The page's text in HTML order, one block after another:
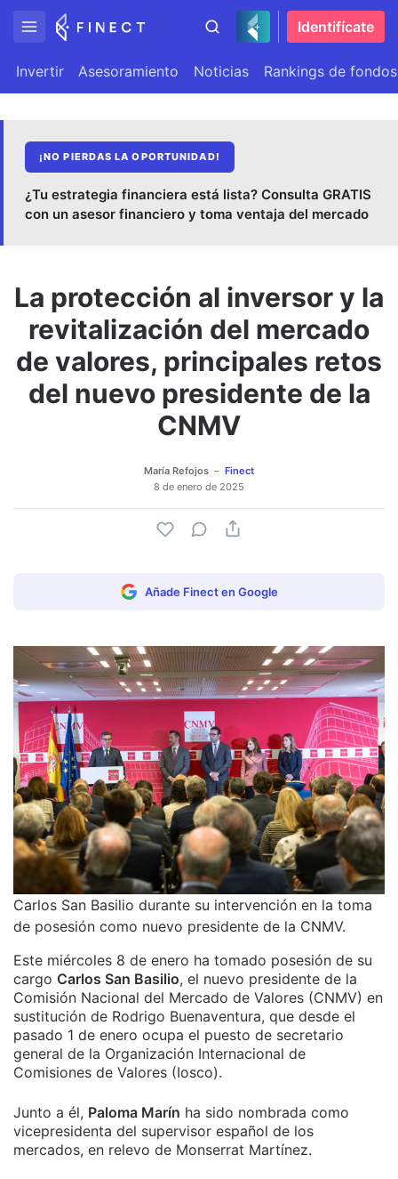
Identifícate
Invertir Asesoramiento Noticias Rankings de fondos
¡NO PIERDAS LA OPORTUNIDAD!
¿Tu estrategia financiera está lista? Consulta GRATIS
con un asesor financiero y toma ventaja del mercado
La protección al inversor y la
revitalización del mercado
de valores, principales retos
del nuevo presidente de la
CNMV
María Refojos
Finect
8 de enero de 2025
Añade Finect en Google
Carlos San Basilio durante su intervención en la toma
de posesión como nuevo presidente de la CNMV.
Este miércoles 8 de enero ha tomado posesión de su
cargo Carlos San Basilio, el nuevo presidente de la
Comisión Nacional del Mercado de Valores (CNMV) en
sustitución de Rodrigo Buenaventura, que desde el
pasado 1 de enero ocupa el puesto de secretario
general de la Organización Internacional de
Comisiones de Valores (Iosco).
Junto a él, Paloma Marín ha sido nombrada como
vicepresidenta del supervisor español de los
mercados, en relevo de Monserrat Martínez.